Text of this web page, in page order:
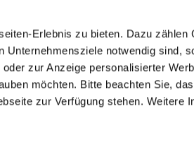
Erlebnis zu bieten. Dazu zählen
notwendig sind,
zur Anzeige personalisierter
möchten. Bitte beachten Sie,
zur Verfügung stehen. Weitere
Betriebssystem:
Prozessorkerne: 4
Displayart: